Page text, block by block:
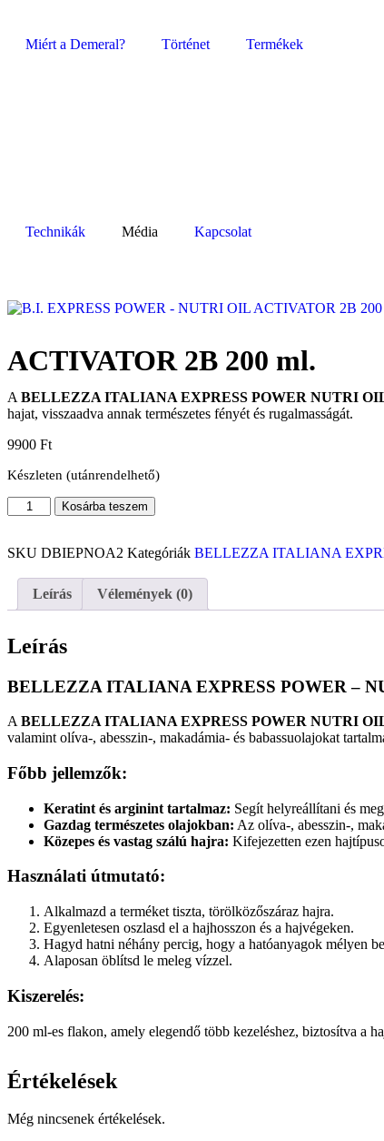
Miért a Demeral? Történet Termékek
Technikák Média Kapcsolat
ACTIVATOR 2B 200 ml.
A BELLEZZA ITALIANA EXPRESS POWER NUTRI
hajat, visszaadva annak természetes fényét és rugalmasságát.
9900 Ft
Készleten (utánrendelhető)
Kosárba teszem
SKU DBIEPNOA2 Kategóriák BELLEZZA ITALIANA
Leírás Vélemények (0)
Leírás
BELLEZZA ITALIANA EXPRESS POWER –
A BELLEZZA ITALIANA EXPRESS POWER NUTRI
valamint olíva-, abesszin-, makadámia- és babassuolajokat
Főbb jellemzők:
Keratint és arginint tartalmaz: Segít helyreállítani és
Gazdag természetes olajokban: Az olíva-, abesszin-,
Közepes és vastag szálú hajra: Kifejezetten ezen
Használati útmutató:
Alkalmazd a terméket tiszta, törölközőszáraz hajra.
Egyenletesen oszlasd el a hajhosszon és a hajvégeken.
Hagyd hatni néhány percig, hogy a hatóanyagok mélyen
Alaposan öblítsd le meleg vízzel.
Kiszerelés:
200 ml-es flakon, amely elegendő több kezeléshez, biztosítva a
Értékelések
Még nincsenek értékelések.